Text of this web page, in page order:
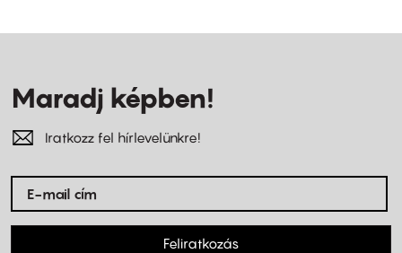
Maradj képben!
Iratkozz fel hírlevelünkre!
Feliratkozás